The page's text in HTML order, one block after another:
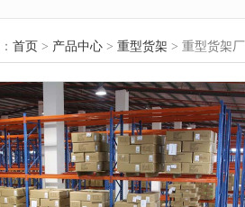
首页 > 产品中心 > 重型货架 > 重型货架厂